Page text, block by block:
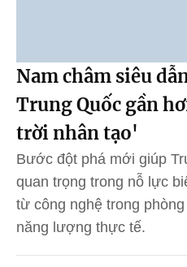
Nam châm siêu
Trung Quốc gần
trời nhân tạo'
Bước đột phá mới giúp
quan trọng trong nỗ lực
từ công nghệ trong
năng lượng thực tế.